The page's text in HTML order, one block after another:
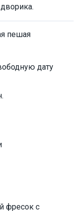
пешая
дату
фресок с